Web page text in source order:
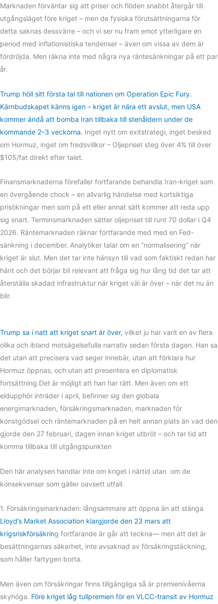
Marknaden förväntar sig att priser och flöden snabbt återgår till
utgångsläget före kriget – men de fysiska förutsättningarna för
detta saknas dessvärre – och vi ser nu fram emot ytterligare en
period med inflationistiska tendenser – även om vissa av dem är
fördröjda. Men räkna inte med några nya räntesänkningar på ett par
år.
Trump höll sitt första tal till nationen om Operation Epic Fury.
Kärnbudskapet känns igen – kriget är nära ett avslut, men USA
kommer ändå att bomba Iran tillbaka till stenåldern under de
kommande 2–3 veckorna. Inget nytt om exitstrategi, inget besked
om Hormuz, inget om fredsvillkor – Oljepriset steg över 4% till över
$105/fat direkt efter talet.
Finansmarknaderna förefaller fortfarande behandla Iran-kriget som
en övergående chock – en allvarlig händelse med kortsiktiga
prisökningar men som på ett eller annat sätt kommer att reda upp
sig snart. Terminsmarknaden sätter oljepriset till runt 70 dollar i Q4
2026. Räntemarknaden räknar fortfarande med med en Fed-
sänkning i december. Analytiker talar om en ”normalisering” när
kriget är slut. Men det tar inte hänsyn till vad som faktiskt redan har
hänt och det börjar bli relevant att fråga sig hur lång tid det tar att
återställa skadad infrastruktur när kriget väl är över – när det nu än
blir.
Trump sa i natt att kriget snart är över, vilket ju har varit en av flera
olika och ibland motsägelsefulla narrativ sedan första dagen. Han sa
det utan att precisera vad seger innebär, utan att förklara hur
Hormuz öppnas, och utan att presentera en diplomatisk
fortsättning.Det är möjligt att han har rätt. Men även om ett
eldupphör inträder i april, befinner sig den globala
energimarknaden, försäkringsmarknaden, marknaden för
konstgödsel och räntemarknaden på en helt annan plats än vad den
gjorde den 27 februari, dagen innan kriget utbröt – och tar tid att
komma tillbaka till utgångspunkten
Den här analysen handlar inte om kriget i närtid utan om de
konsekvenser som gäller oavsett utfall.
1. Försäkringsmarknaden: långsammare att öppna än att stänga
Lloyd’s Market Association klargjorde den 23 mars att
krigsriskförsäkring fortfarande är går att teckna— men att det är
besättningarnas säkerhet, inte avsaknad av försäkringstäckning,
som håller fartygen borta.
Men även om försäkringar finns tillgängliga så är premienivåerna
skyhöga. Före kriget låg tullpremien för en VLCC-transit av Hormuz